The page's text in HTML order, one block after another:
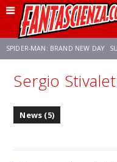
SPIDER-MAN: BRAND NEW DAY
FRANCO RICCIARDIELLO
Sergio
News (5)